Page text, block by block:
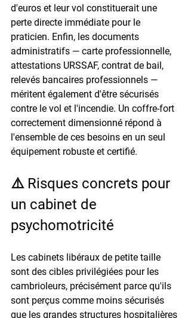
d'euros et leur vol constituerait une
perte directe immédiate pour le
praticien. Enfin, les documents
administratifs — carte professionnelle,
attestations URSSAF, contrat de bail,
relevés bancaires professionnels —
méritent également d'être sécurisés
contre le vol et l'incendie. Un coffre-fort
correctement dimensionné répond à
l'ensemble de ces besoins en un seul
équipement robuste et certifié.
⚠️ Risques concrets pour
un cabinet de
psychomotricité
Les cabinets libéraux de petite taille
sont des cibles privilégiées pour les
cambrioleurs, précisément parce qu'ils
sont perçus comme moins sécurisés
que les grandes structures hospitalières